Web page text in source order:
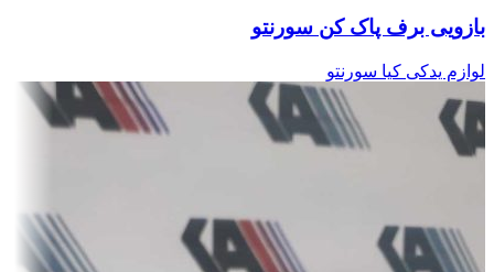
بازویی برف پاک کن سورنتو
لوازم یدکی کیا سورنتو